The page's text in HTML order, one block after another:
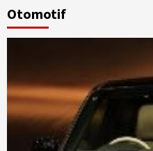
Otomotif